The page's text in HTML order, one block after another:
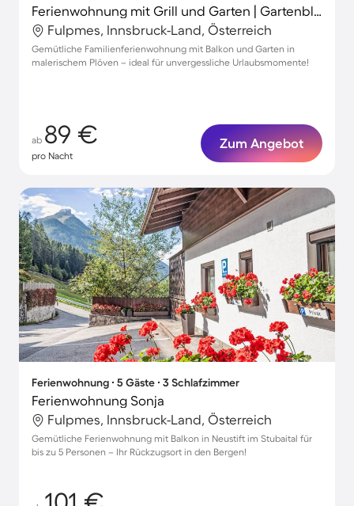
Ferienwohnung mit Grill und Garten | Gartenblick
Fulpmes, Innsbruck-Land, Österreich
Gemütliche Familienferienwohnung mit Balkon und Garten in
malerischem Plöven – ideal für unvergessliche Urlaubsmomente!
ab 89 €
pro Nacht
Zum Angebot
Ferienwohnung ∙ 5 Gäste ∙ 3 Schlafzimmer
Ferienwohnung Sonja
Fulpmes, Innsbruck-Land, Österreich
Gemütliche Ferienwohnung mit Balkon in Neustift im Stubaital für
bis zu 5 Personen – Ihr Rückzugsort in den Bergen!